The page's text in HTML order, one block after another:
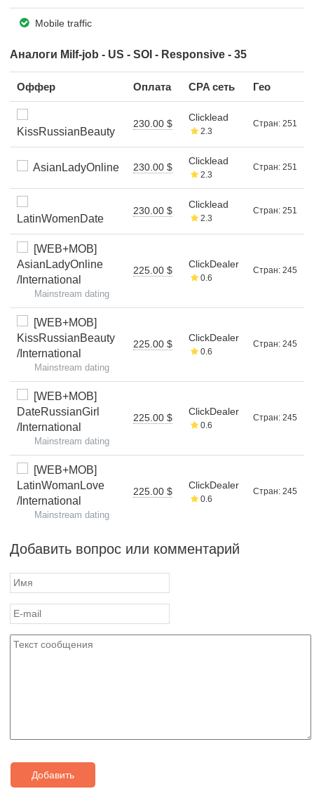
Mobile traffic
Аналоги Milf-job - US - SOI - Responsive - 35
Оффер Оплата CPA сеть Гео
KissRussianBeauty
230.00 $
Clicklead
2.3
Стран: 251
AsianLadyOnline 230.00 $
Clicklead
2.3
Стран: 251
LatinWomenDate
230.00 $
Clicklead
2.3
Стран: 251
[WEB+MOB]
AsianLadyOnline
/International
Mainstream dating
225.00 $
ClickDealer
0.6
Стран: 245
[WEB+MOB]
KissRussianBeauty
/International
Mainstream dating
225.00 $
ClickDealer
0.6
Стран: 245
[WEB+MOB]
DateRussianGirl
/International
Mainstream dating
225.00 $
ClickDealer
0.6
Стран: 245
[WEB+MOB]
LatinWomanLove
/International
Mainstream dating
225.00 $
ClickDealer
0.6
Стран: 245
Добавить вопрос или комментарий
Добавить